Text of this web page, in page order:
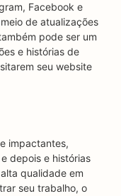
Facebook e
de atualizações
pode ser um
e histórias de
seu website
impactantes,
depois e histórias
qualidade em
seu trabalho, o